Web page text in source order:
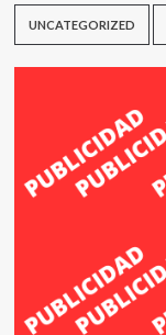
UNCATEGORIZED